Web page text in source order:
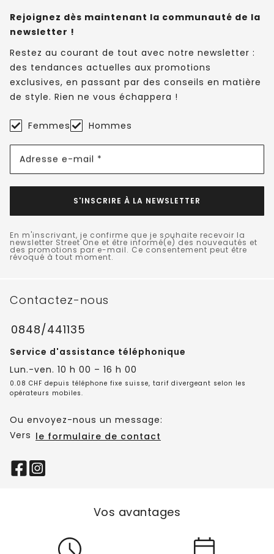
Rejoignez dès maintenant la communauté de la
newsletter !
Restez au courant de tout avec notre newsletter :
des tendances actuelles aux promotions
exclusives, en passant par des conseils en matière
de style. Rien ne vous échappera !
Femmes Hommes
Adresse e-mail *
S'INSCRIRE À LA NEWSLETTER
En m'inscrivant, je confirme que je souhaite recevoir la
newsletter Street One et être informé(e) des nouveautés et
des promotions par e-mail. Ce consentement peut être
révoqué à tout moment.
Contactez-nous
0848/441135
Service d'assistance téléphonique
Lun.-ven. 10 h 00 – 16 h 00
0.08 CHF depuis téléphone fixe suisse, tarif divergeant selon les
opérateurs mobiles.
Ou envoyez-nous un message:
Vers le formulaire de contact
Vos avantages